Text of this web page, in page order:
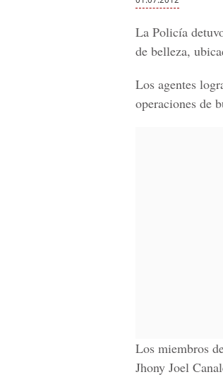
La Policía
de belleza,
Los agentes
operaciones de
Los miembros
Jhony Joel